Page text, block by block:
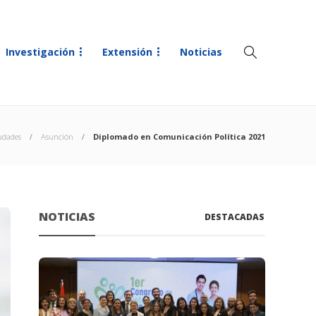
Investigación Extensión Noticias
Asunción Diplomado en Comunicación Política 2021
NOTICIAS DESTACADAS